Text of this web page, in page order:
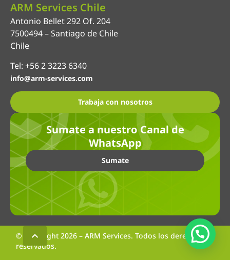
ARM Services Chile
Antonio Bellet 292 Of. 204
7500494 – Santiago de Chile
Chile
Tel: +56 2 3223 6340
info@arm-services.com
Trabaja con nosotros
Sumate a nuestro Canal de
WhatsApp
Sumate
© Copyright 2026 – ARM Services. Todos los derechos
reservados.